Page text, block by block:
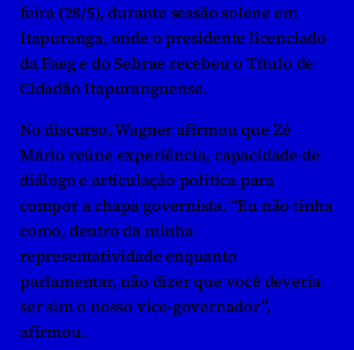
feira (28/5), durante sessão solene em
Itapuranga, onde o presidente licenciado
da Faeg e do Sebrae recebeu o Título de
Cidadão Itapuranguense.
No discurso, Wagner afirmou que Zé
Mário reúne experiência, capacidade de
diálogo e articulação política para
compor a chapa governista. “Eu não tinha
como, dentro da minha
representatividade enquanto
parlamentar, não dizer que você deveria
ser sim o nosso vice-governador”,
afirmou.